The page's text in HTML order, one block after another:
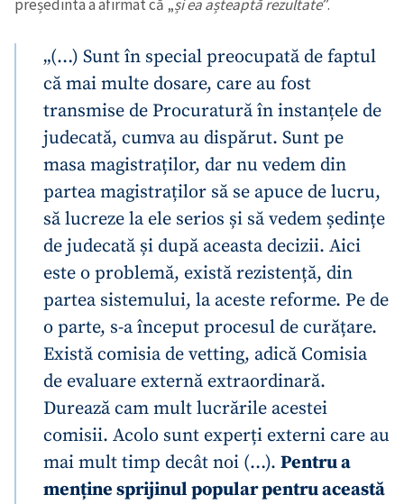
președinta a afirmat că „și ea așteaptă rezultate”.
„(…) Sunt în special preocupată de faptul
că mai multe dosare, care au fost
transmise de Procuratură în instanțele de
judecată, cumva au dispărut. Sunt pe
masa magistraților, dar nu vedem din
partea magistraților să se apuce de lucru,
să lucreze la ele serios și să vedem ședințe
de judecată și după aceasta decizii. Aici
este o problemă, există rezistență, din
partea sistemului, la aceste reforme. Pe de
o parte, s-a început procesul de curățare.
Există comisia de vetting, adică Comisia
de evaluare externă extraordinară.
Durează cam mult lucrările acestei
comisii. Acolo sunt experți externi care au
mai mult timp decât noi (…). Pentru a
menține sprijinul popular pentru această